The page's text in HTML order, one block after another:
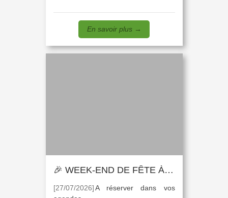
En savoir plus →
🎉 WEEK-END DE FÊTE À ST BONNET DE JOUX ! 🎉
[27/07/2026]A réserver dans vos